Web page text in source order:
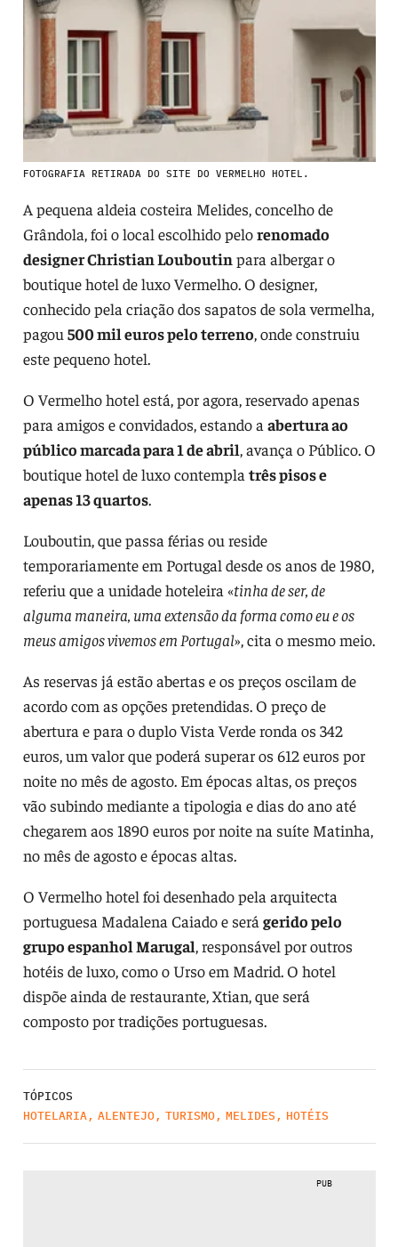
FOTOGRAFIA RETIRADA DO SITE DO VERMELHO HOTEL.
A pequena aldeia costeira Melides, concelho de
Grândola, foi o local escolhido pelorenomado
designer Christian Louboutin para albergar o
boutique hotel de luxo Vermelho. O designer,
conhecido pela criação dos sapatos de sola vermelha,
pagou 500 mil euros pelo terreno, onde construiu
este pequeno hotel.
O Vermelho hotel está, por agora, reservado apenas
para amigos e convidados, estando a abertura ao
público marcada para 1 de abril, avança o Público. O
boutique hotel de luxo contempla três pisos e
apenas 13 quartos.
Louboutin, que passa férias ou reside
temporariamente em Portugal desde os anos de 1980,
referiu que a unidade hoteleira «tinha de ser, de
alguma maneira, uma extensão da forma como eu e os
meus amigos vivemos em Portugal», cita o mesmo meio.
As reservas já estão abertas e os preços oscilam de
acordo com as opções pretendidas. O preço de
abertura e para o duplo Vista Verde ronda os 342
euros, um valor que poderá superar os 612 euros por
noite no mês de agosto. Em épocas altas, os preços
vão subindo mediante a tipologia e dias do ano até
chegarem aos 1890 euros por noite na suíte Matinha,
no mês de agosto e épocas altas.
O Vermelho hotel foi desenhado pela arquitecta
portuguesa Madalena Caiado e será gerido pelo
grupo espanhol Marugal, responsável por outros
hotéis de luxo, como o Urso em Madrid. O hotel
dispõe ainda de restaurante, Xtian, que será
composto por tradições portuguesas.
TÓPICOS
HOTELARIA, ALENTEJO, TURISMO, MELIDES , HOTÉIS
PUB